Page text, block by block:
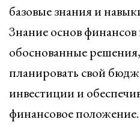
базовые знания и
Знание основ
обоснованные
планировать свой
инвестиции и
финансовое положение.